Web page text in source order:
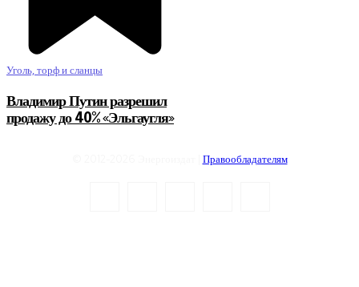
Уголь, торф и сланцы
Владимир Путин разрешил
продажу до 40% «Эльгаугля»
Правообладателям